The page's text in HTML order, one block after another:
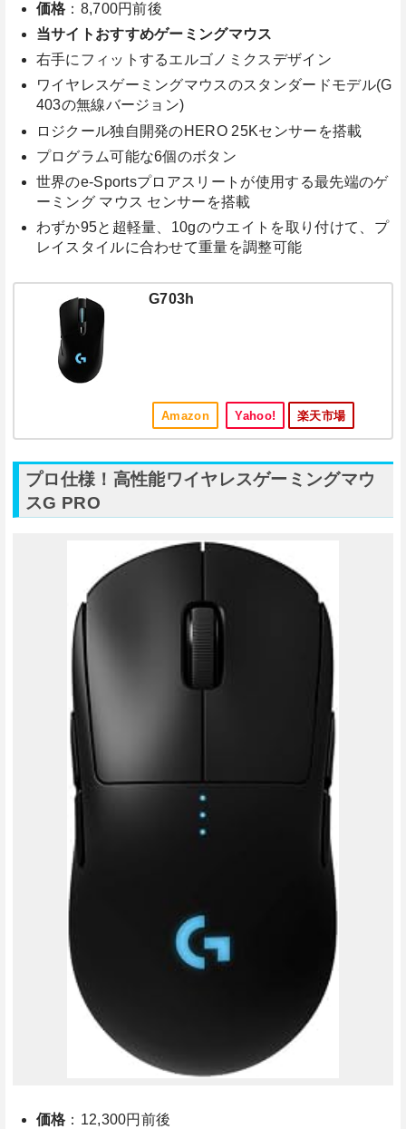
価格 ：8,700円前後
当サイトおすすめゲーミングマウス
右手にフィットするエルゴノミクスデザイン
ワイヤレスゲーミングマウスのスタンダードモデル(G
403の無線バージョン)
ロジクール独自開発のHERO 25Kセンサーを搭載
プログラム可能な6個のボタン
世界のe-Sportsプロアスリートが使用する最先端のゲ
ーミング マウス センサーを搭載
わずか95と超軽量、10gのウエイトを取り付けて、プ
レイスタイルに合わせて重量を調整可能
G703h
Amazon Yahoo! 楽天市場
プロ仕様！高性能ワイヤレスゲーミングマウ
スG PRO
価格 ：12,300円前後